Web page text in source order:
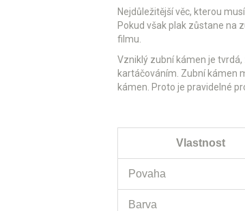
Nejdůležitější věc, kterou
Pokud však plak zůstane na
filmu.
Vzniklý zubní kámen je tvrdá,
kartáčováním. Zubní kámen
kámen. Proto je pravidelné
Vlastnost
Povaha
Barva